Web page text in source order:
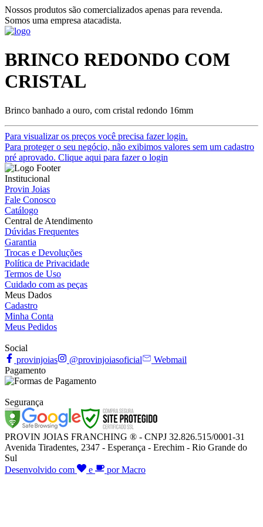
Nossos produtos são comercializados apenas para revenda.
Somos uma empresa atacadista.
BRINCO REDONDO COM
CRISTAL
Brinco banhado a ouro, com cristal redondo 16mm
Para visualizar os preços você precisa fazer login.
Para proteger o seu negócio, não exibimos valores sem um cadastro
pré aprovado. Clique aqui para fazer o login
Institucional
Provin Joias
Fale Conosco
Catálogo
Central de Atendimento
Dúvidas Frequentes
Garantia
Trocas e Devoluções
Política de Privacidade
Termos de Uso
Cuidado com as peças
Meus Dados
Cadastro
Minha Conta
Meus Pedidos
Social
provinjoias
@provinjoiasoficial
Webmail
Pagamento
Segurança
PROVIN JOIAS FRANCHING ® - CNPJ 32.826.515/0001-31
Avenida Tiradentes, 2347 - Esperança - Erechim - Rio Grande do
Sul
Desenvolvido com
e por Macro